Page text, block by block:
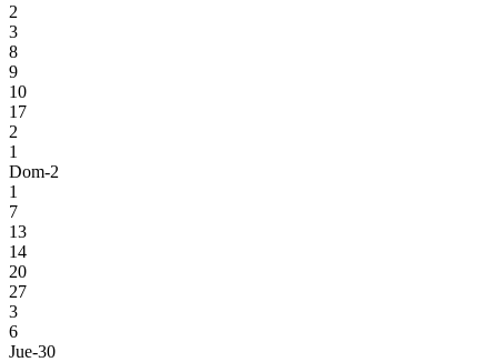
2
3
8
9
10
17
2
1
Dom-2
1
7
13
14
20
27
3
6
Jue-30